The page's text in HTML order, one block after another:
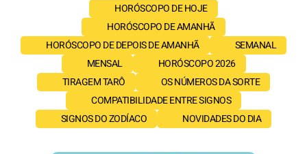
HORÓSCOPO DE HOJE
HORÓSCOPO DE AMANHÃ
HORÓSCOPO DE DEPOIS DE AMANHÃ
SEMANAL
MENSAL
HORÓSCOPO 2026
TIRAGEM TARÔ
OS NÚMEROS DA SORTE
COMPATIBILIDADE ENTRE SIGNOS
SIGNOS DO ZODÍACO
NOVIDADES DO DIA